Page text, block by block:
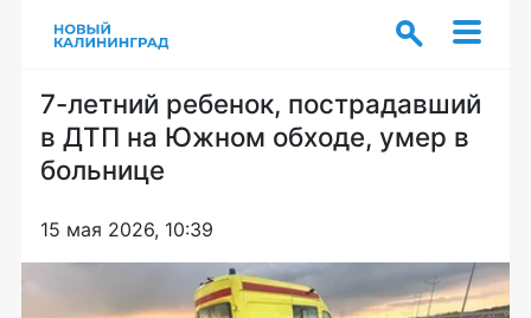
7-летний ребенок, пострадавший
в ДТП на Южном обходе, умер в
больнице
15 мая 2026, 10:39